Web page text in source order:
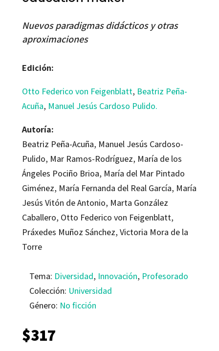
Nuevos paradigmas didácticos y otras
aproximaciones
Edición:
Otto Federico von Feigenblatt, Beatriz Peña-
Acuña, Manuel Jesús Cardoso Pulido.
Autoría:
Beatriz Peña-Acuña, Manuel Jesús Cardoso-
Pulido, Mar Ramos-Rodríguez, María de los
Ángeles Pociño Brioa, María del Mar Pintado
Giménez, María Fernanda del Real García, María
Jesús Vitón de Antonio, Marta González
Caballero, Otto Federico von Feigenblatt,
Práxedes Muñoz Sánchez, Victoria Mora de la
Torre
Tema: Diversidad, Innovación, Profesorado
Colección: Universidad
Género: No ficción
$317